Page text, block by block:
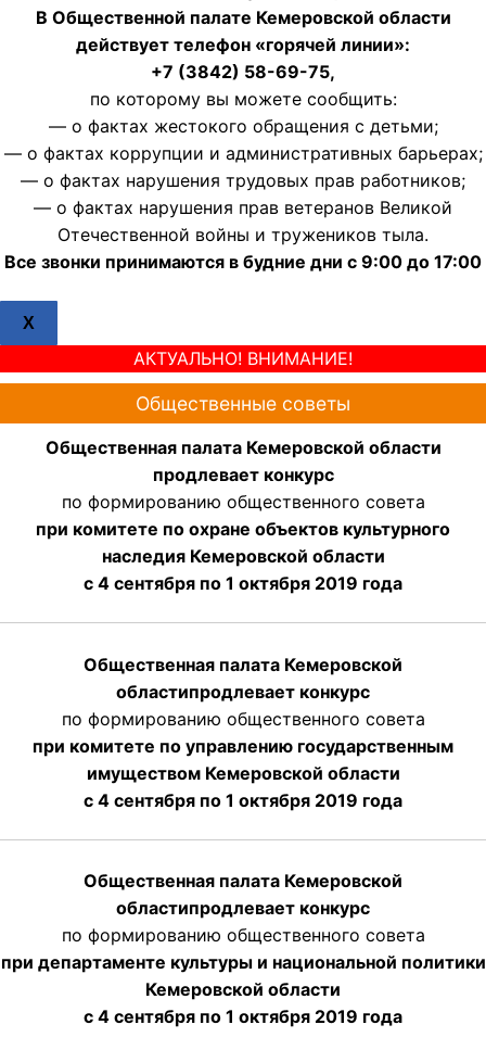
В Общественной палате Кемеровской области
действует телефон «горячей линии»:
+7 (3842) 58-69-75,
по которому вы можете сообщить:
— о фактах жестокого обращения с детьми;
— о фактах коррупции и административных барьерах;
— о фактах нарушения трудовых прав работников;
— о фактах нарушения прав ветеранов Великой
Отечественной войны и тружеников тыла.
Все звонки принимаются в будние дни с 9:00 до 17:00
X
АКТУАЛЬНО! ВНИМАНИЕ!
Общественные советы
Общественная палата Кемеровской области
продлевает конкурс
по формированию общественного совета
при комитете по охране объектов культурного
наследия Кемеровской области
с 4 сентября по 1 октября 2019 года
Общественная палата Кемеровской
областипродлевает конкурс
по формированию общественного совета
при комитете по управлению государственным
имуществом Кемеровской области
с 4 сентября по 1 октября 2019 года
Общественная палата Кемеровской
областипродлевает конкурс
по формированию общественного совета
при департаменте культуры и национальной политики
Кемеровской области
с 4 сентября по 1 октября 2019 года